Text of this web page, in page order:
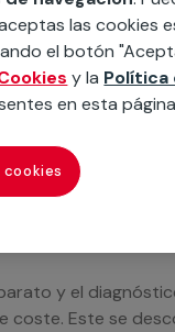
servicio a
y el
coste. Este se
las cookies
el botón
y la Política
en esta